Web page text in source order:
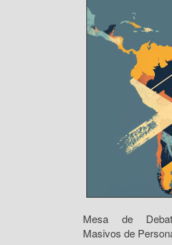
Mesa de
Masivos de